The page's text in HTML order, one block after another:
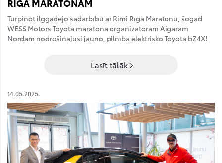
RĪGA MARATONAM
Turpinot ilggadējo sadarbību ar Rimi Rīga Maratonu, šogad
WESS Motors Toyota maratona organizatoram Aigaram
Nordam nodrošinājusi jauno, pilnībā elektrisko Toyota bZ4X!
Lasīt tālāk
14.05.2025.